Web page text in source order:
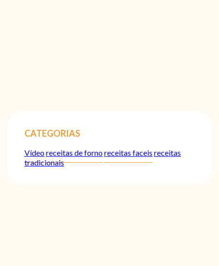
CATEGORIAS
Vídeoreceitas de fornoreceitas faceis receitas
tradicionais